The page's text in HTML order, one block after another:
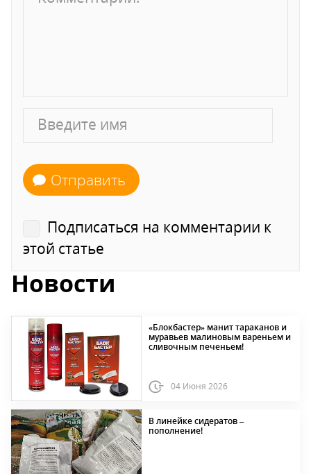
Отправить
Подписаться на комментарии к
этой статье
Новости
«Блокбастер» манит тараканов и
муравьев малиновым вареньем и
сливочным печеньем!
04 Июня 2026
В линейке сидератов –
пополнение!